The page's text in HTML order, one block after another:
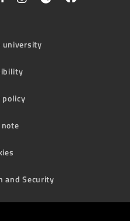
university
policy
note
and Security